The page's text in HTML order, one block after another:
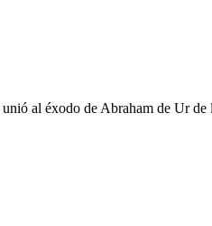
al éxodo de Abraham de Ur de